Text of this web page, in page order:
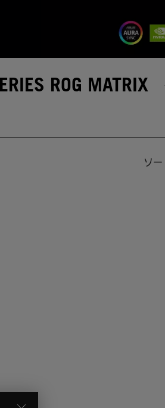
ROG MATRIX
ソー